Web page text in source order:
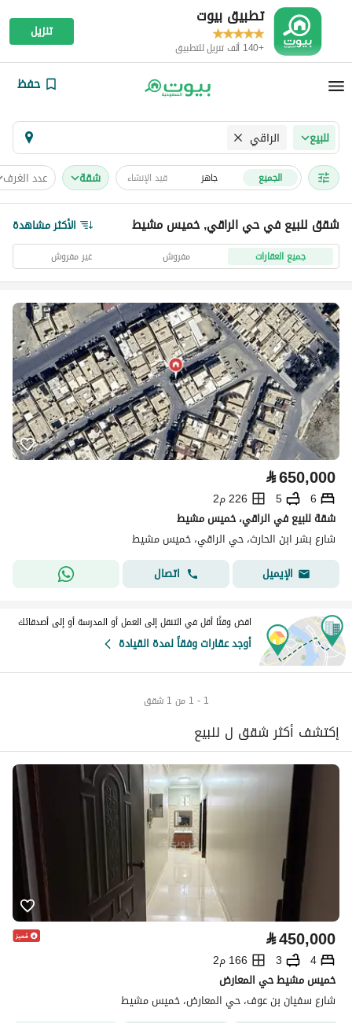
تطبيق بيوت
+140 ألف تنزيل للتطبيق
تنزيل
حفظ
للبيع الراقي
الجميع جاهز قيد الإنشاء شقة عدد الغرف
شقق للبيع في حي الراقي, خميس مشيط الأكثر مشاهدة
جميع العقارات مفروش غير مفروش
⃁650,000
6
5
226 م2
شقة للبيع في الراقي، خميس مشيط
شارع بشر ابن الحارث، حي الراقي، خميس مشيط
الإيميل
اتصال
اقض وقتًا أقل في التنقل إلى العمل أو المدرسة أو إلى أصدقائك
أوجد عقارات وفقاً لمدة القيادة
1 - 1 من 1 شقق
إكتشف أكثر شقق ل للبيع
⃁450,000
4
3
166 م2
خميس مشيط حي المعارض
شارع سفيان بن عوف، حي المعارض، خميس مشيط